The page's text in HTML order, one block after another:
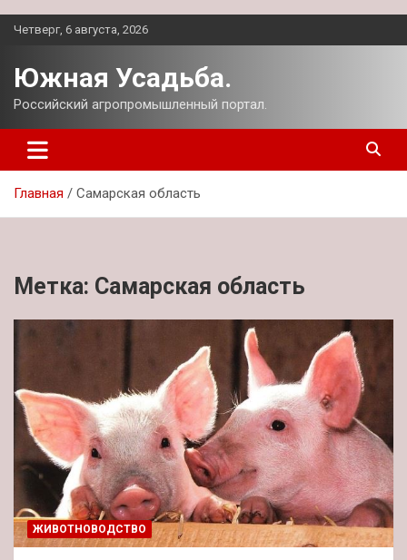
Перейти
Четверг, 6 августа, 2026
Южная Усадьба.
Российский агропромышленный портал.
Главная Самарская область
Метка: Самарская область
ЖИВОТНОВОДСТВО